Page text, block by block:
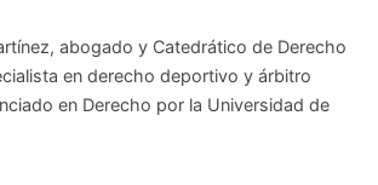
abogado y Catedrático de Derecho
en derecho deportivo y árbitro
en Derecho por la Universidad de
el premio Leone Bolaffio por su tesis